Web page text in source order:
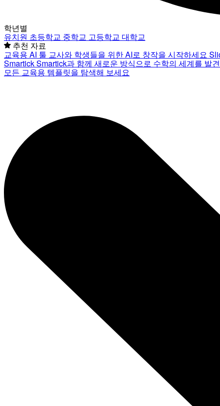
학년별
유치원 초등학교 중학교 고등학교 대학교
추천 자료
교육용 AI 툴 교사와 학생들을 위한 AI로 창작을 시작하세요
SmartickSmartick과 함께 새로운 방식으로 수학의 세계를 발
모든 교육용 템플릿을 탐색해 보세요